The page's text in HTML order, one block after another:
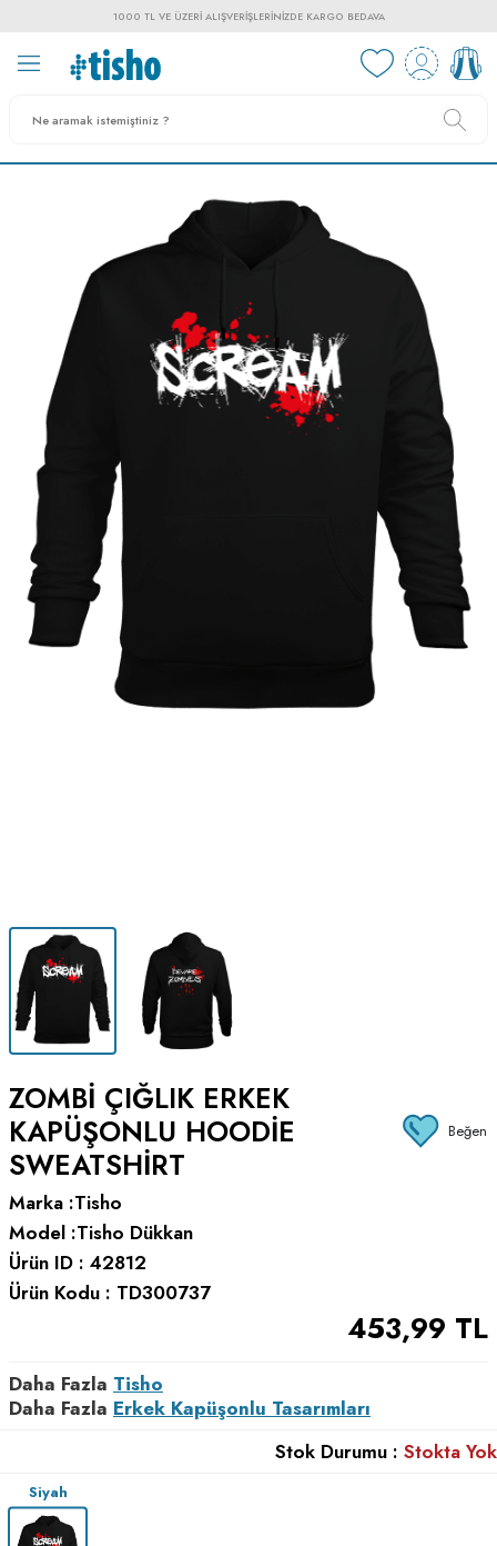
1000 TL VE ÜZERI ALIŞVERIŞLERINIZDE KARGO BEDAVA
ZOMBI ÇIĞLIK ERKEK
KAPÜŞONLU HOODIE
SWEATSHIRT
Beğen
Marka :Tisho
Model :Tisho Dükkan
Ürün ID : 42812
Ürün Kodu : TD300737
453,99 TL
Daha Fazla Tisho
Daha Fazla Erkek Kapüşonlu Tasarımları
Stok Durumu : Stokta Yok
Siyah